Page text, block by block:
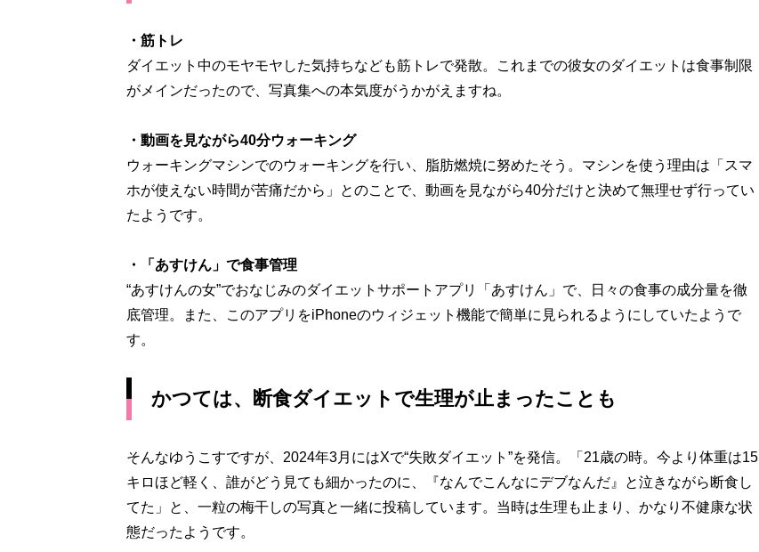
・筋トレ
ダイエット中のモヤモヤした気持ちなども筋トレで発散。これまでの彼女のダイエットは食事制限
がメインだったので、写真集への本気度がうかがえますね。
・動画を見ながら40分ウォーキング
ウォーキングマシンでのウォーキングを行い、脂肪燃焼に努めたそう。マシンを使う理由は「スマ
ホが使えない時間が苦痛だから」とのことで、動画を見ながら40分だけと決めて無理せず行ってい
たようです。
・「あすけん」で食事管理
“あすけんの女”でおなじみのダイエットサポートアプリ「あすけん」で、日々の食事の成分量を徹
底管理。また、このアプリをiPhoneのウィジェット機能で簡単に見られるようにしていたようで
す。
かつては、断食ダイエットで生理が止まったことも
そんなゆうこすですが、2024年3月にはXで“失敗ダイエット”を発信。「21歳の時。今より体重は15
キロほど軽く、誰がどう見ても細かったのに、『なんでこんなにデブなんだ』と泣きながら断食し
てた」と、一粒の梅干しの写真と一緒に投稿しています。当時は生理も止まり、かなり不健康な状
態だったようです。